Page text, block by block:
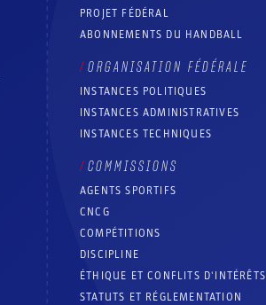
PROJET FÉDÉRAL
ABONNEMENTS DU HANDBALL
ORGANISATION FÉDÉRALE
INSTANCES POLITIQUES
INSTANCES ADMINISTRATIVES
INSTANCES TECHNIQUES
COMMISSIONS
AGENTS SPORTIFS
CNCG
COMPÉTITIONS
DISCIPLINE
ÉTHIQUE ET CONFLITS D'INTÉRÊTS
STATUTS ET RÉGLEMENTATION